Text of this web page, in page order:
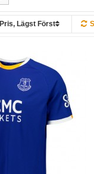
Pris, Lägst Först